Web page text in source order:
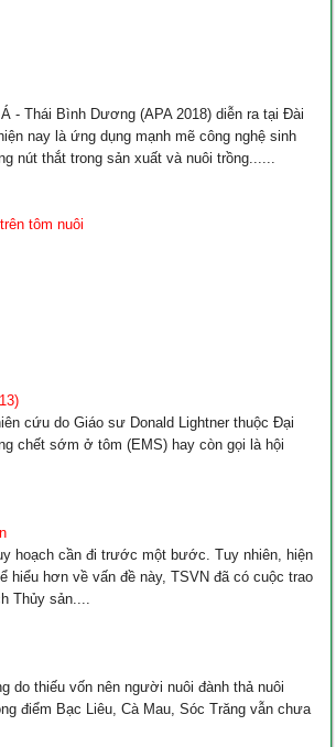
- Thái Bình Dương (APA 2018) diễn ra tại Đài
nay là ứng dụng mạnh mẽ công nghệ sinh
nút thắt trong sản xuất và nuôi trồng......
tôm nuôi
cứu do Giáo sư Donald Lightner thuộc Đại
chết sớm ở tôm (EMS) hay còn gọi là hội
hoạch cần đi trước một bước. Tuy nhiên, hiện
hơn về vấn đề này, TSVN đã có cuộc trao
Thủy sản....
do thiếu vốn nên người nuôi đành thả nuôi
điểm Bạc Liêu, Cà Mau, Sóc Trăng vẫn chưa